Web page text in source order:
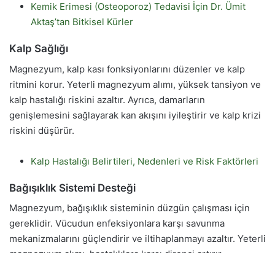
Kemik Erimesi (Osteoporoz) Tedavisi İçin Dr. Ümit
Aktaş’tan Bitkisel Kürler
Kalp Sağlığı
Magnezyum, kalp kası fonksiyonlarını düzenler ve kalp
ritmini korur. Yeterli magnezyum alımı, yüksek tansiyon ve
kalp hastalığı riskini azaltır. Ayrıca, damarların
genişlemesini sağlayarak kan akışını iyileştirir ve kalp krizi
riskini düşürür.
Kalp Hastalığı Belirtileri, Nedenleri ve Risk Faktörleri
Bağışıklık Sistemi Desteği
Magnezyum, bağışıklık sisteminin düzgün çalışması için
gereklidir. Vücudun enfeksiyonlara karşı savunma
mekanizmalarını güçlendirir ve iltihaplanmayı azaltır. Yeterli